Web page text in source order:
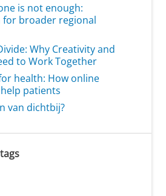
is not enough:
for broader regional
Why Creativity and
to Work Together
health: How online
patients
van dichtbij?